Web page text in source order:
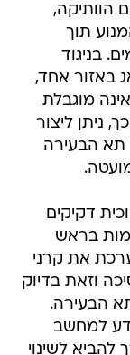
הוותיקה,
תוך
בניגוד
באזור אחד,
מוגבלת
ניתן ליצור
תא הבעירה
דקיקים
בראש
את קרני
וזאת בדיוק
הבעירה.
למחשב
להביא לשינוי